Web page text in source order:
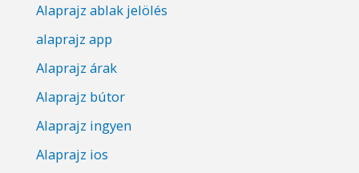
Alaprajz ablak jelölés
alaprajz app
Alaprajz árak
Alaprajz bútor
Alaprajz ingyen
Alaprajz ios